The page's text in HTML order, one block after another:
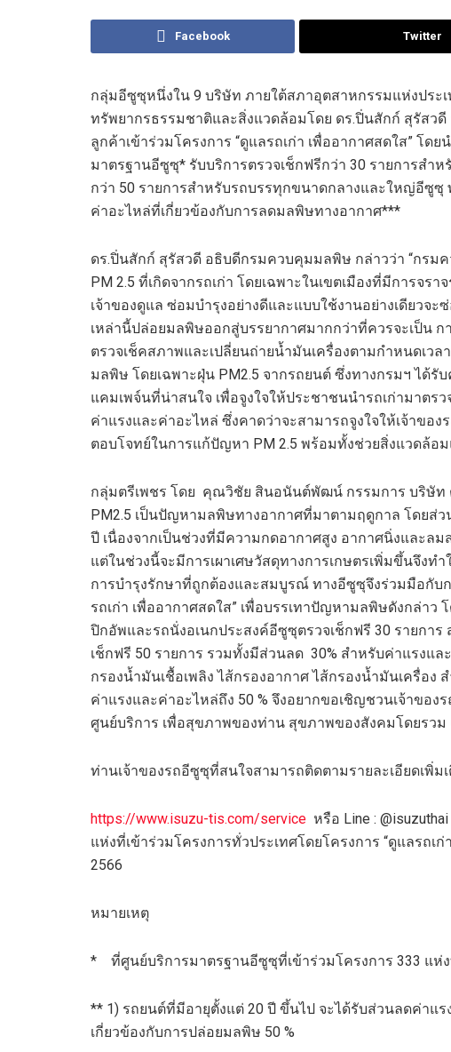
Facebook Twitter
กลุ่มอีซูซุหนึ่งใน 9 บริษัท ภายใต้สภาอุตสาหกรรมแห่งประ
ทรัพยากรธรรมชาติและสิ่งแวดล้อมโดย ดร.ปิ่นสักก์ สุรัสวดี
ลูกค้าเข้าร่วมโครงการ “ดูแลรถเก่า เพื่ออากาศสดใส” โดย
มาตรฐานอีซูซุ* รับบริการตรวจเช็กฟรีกว่า 30 รายการสำห
กว่า 50 รายการสำหรับรถบรรทุกขนาดกลางและใหญ่อีซูซุ
ค่าอะไหล่ที่เกี่ยวข้องกับการลดมลพิษทางอากาศ***
ดร.ปิ่นสักก์ สุรัสวดี อธิบดีกรมควบคุมมลพิษ กล่าวว่า “กรม
PM 2.5 ที่เกิดจากรถเก่า โดยเฉพาะในเขตเมืองที่มีการจรา
เจ้าของดูแล ซ่อมบำรุงอย่างดีและแบบใช้งานอย่างเดียวจะ
เหล่านี้ปล่อยมลพิษออกสู่บรรยากาศมากกว่าที่ควรจะเป็น ก
ตรวจเช็คสภาพและเปลี่ยนถ่ายน้ำมันเครื่องตามกำหนดเวล
มลพิษ โดยเฉพาะฝุ่น PM2.5 จากรถยนต์ ซึ่งทางกรมฯ ได้รั
แคมเพจ์นที่น่าสนใจ เพื่อจูงใจให้ประชาชนนำรถเก่ามาตรว
ค่าแรงและค่าอะไหล่ ซึ่งคาดว่าจะสามารถจูงใจให้เจ้าของ
ตอบโจทย์ในการแก้ปัญหา PM 2.5 พร้อมทั้งช่วยสิ่งแวดล้อ
กลุ่มตรีเพชร โดย คุณวิชัย สินอนันต์พัฒน์ กรรมการ บริษัท
PM2.5 เป็นปัญหามลพิษทางอากาศที่มาตามฤดูกาล โดยส่ว
ปี เนื่องจากเป็นช่วงที่มีความกดอากาศสูง อากาศนิ่งและลม
แต่ในช่วงนี้จะมีการเผาเศษวัสดุทางการเกษตรเพิ่มขึ้นจึงทำ
การบำรุงรักษาที่ถูกต้องและสมบูรณ์ ทางอีซูซุจึงร่วมมือกั
รถเก่า เพื่ออากาศสดใส” เพื่อบรรเทาปัญหามลพิษดังกล่าว
ปิกอัพและรถนั่งอเนกประสงค์อีซูซุตรวจเช็กฟรี 30 รายการ
เช็กฟรี 50 รายการ รวมทั้งมีส่วนลด 30% สำหรับค่าแรงและ
กรองน้ำมันเชื้อเพลิง ไส้กรองอากาศ ไส้กรองน้ำมันเครื่อง
ค่าแรงและค่าอะไหล่ถึง 50 % จึงอยากขอเชิญชวนเจ้าของ
ศูนย์บริการ เพื่อสุขภาพของท่าน สุขภาพของสังคมโดยรวม
ท่านเจ้าของรถอีซูซุที่สนใจสามารถติดตามรายละเอียดเพิ่ม
https://www.isuzu-tis.com/service หรือ Line : @isuzuthai
แห่งที่เข้าร่วมโครงการทั่วประเทศโดยโครงการ “ดูแลรถเก่
2566
หมายเหตุ
* ที่ศูนย์บริการมาตรฐานอีซูซุที่เข้าร่วมโครงการ 333 แห่
** 1) รถยนต์ที่มีอายุตั้งแต่ 20 ปี ขึ้นไป จะได้รับส่วนลดค่าแ
เกี่ยวข้องกับการปล่อยมลพิษ 50 %